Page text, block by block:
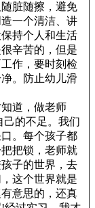
脏随擦，避免
一个清洁、讲
持个人和生活
辛苦的，但是
作，要时刻检
。防止幼儿滑
道，做老师
己的不足。我们
。每个孩子都
把锁，老师就
子的世界，去
这个世界就是
意思的，还真